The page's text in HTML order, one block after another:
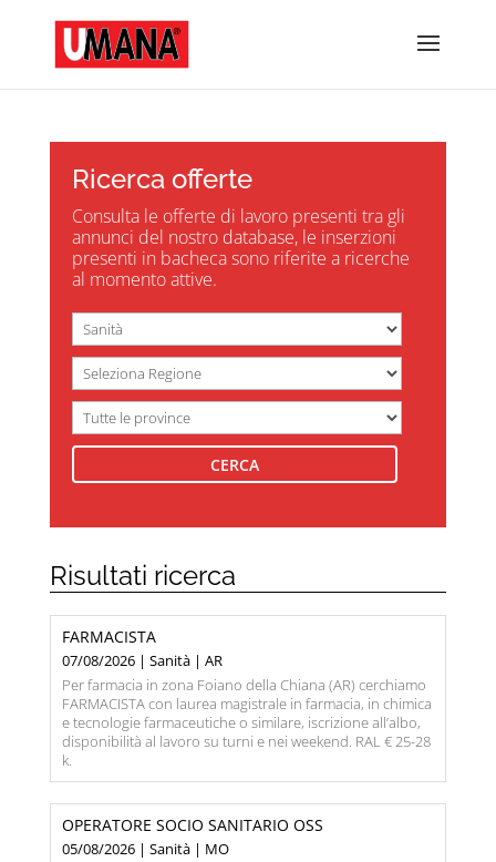
Ricerca offerte
Consulta le offerte di lavoro presenti tra gli
annunci del nostro database, le inserzioni
presenti in bacheca sono riferite a ricerche
al momento attive.
Risultati ricerca
FARMACISTA
07/08/2026 | Sanità | AR
Per farmacia in zona Foiano della Chiana (AR) cerchiamo
FARMACISTA con laurea magistrale in farmacia, in chimica
e tecnologie farmaceutiche o similare, iscrizione all’albo,
disponibilità al lavoro su turni e nei weekend. RAL € 25-28
k.
OPERATORE SOCIO SANITARIO OSS
05/08/2026 | Sanità | MO